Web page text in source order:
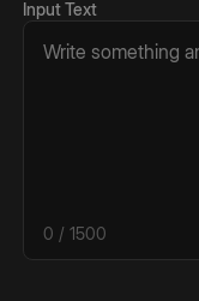
Input Text
0 / 1500